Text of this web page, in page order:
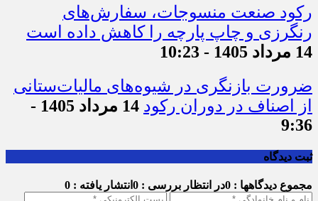
رکود صنعت منسوجات، سفارش‌های
رنگرزی و چاپ پارچه را کاهش داده است
14 مرداد 1405 - 10:23
ضرورت بازنگری در شیوه‌های مالیات‌ستانی
از اصناف در دوران رکود
14 مرداد 1405 -
9:36
ثبت دیدگاه
مجموع دیدگاهها : 0 در انتظار بررسی : 0 انتشار یافته : 0